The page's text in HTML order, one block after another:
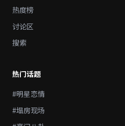
热度榜
讨论区
搜索
热门话题
#明星恋情
#塌房现场